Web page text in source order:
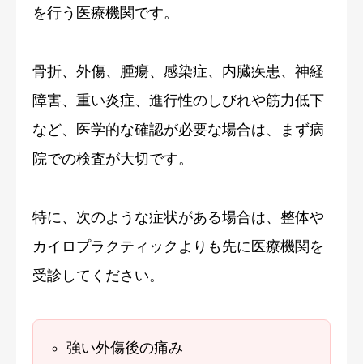
を行う医療機関です。
骨折、外傷、腫瘍、感染症、内臓疾患、神経
障害、重い炎症、進行性のしびれや筋力低下
など、医学的な確認が必要な場合は、まず病
院での検査が大切です。
特に、次のような症状がある場合は、整体や
カイロプラクティックよりも先に医療機関を
受診してください。
強い外傷後の痛み